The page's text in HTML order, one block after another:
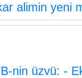
alimin yeni
nin üzvü: -